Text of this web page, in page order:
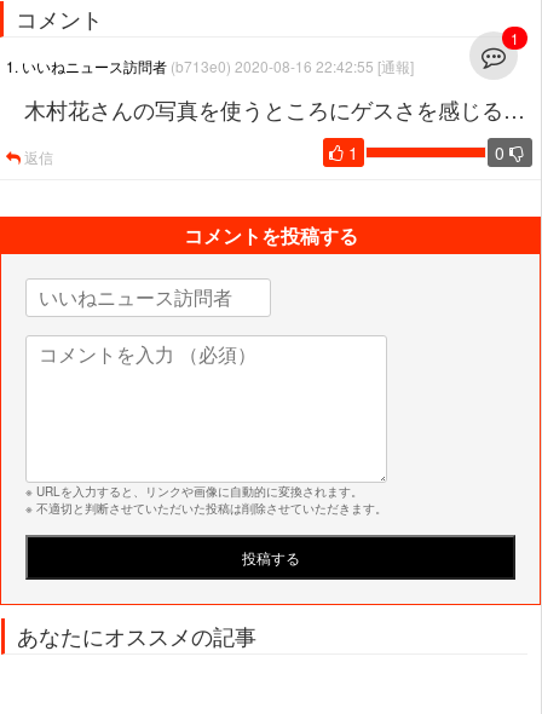
コメント
1
1. いいねニュース訪問者 (b713e0) 2020-08-16 22:42:55 [通報]
木村花さんの写真を使うところにゲスさを感じる…
1 0
返信
コメントを投稿する
※ URLを入力すると、リンクや画像に自動的に変換されます。
※ 不適切と判断させていただいた投稿は削除させていただきます。
あなたにオススメの記事